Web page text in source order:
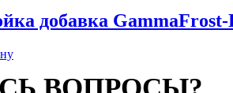
добавка